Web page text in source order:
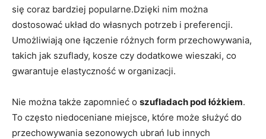
się coraz bardziej popularne.Dzięki nim można
dostosować układ do własnych potrzeb i preferencji.
Umożliwiają one łączenie różnych form przechowywania,
takich jak szuflady, kosze czy dodatkowe wieszaki, co
gwarantuje elastyczność w organizacji.
Nie można także zapomnieć o szufladach pod łóżkiem.
To często niedoceniane miejsce, które może służyć do
przechowywania sezonowych ubrań lub innych